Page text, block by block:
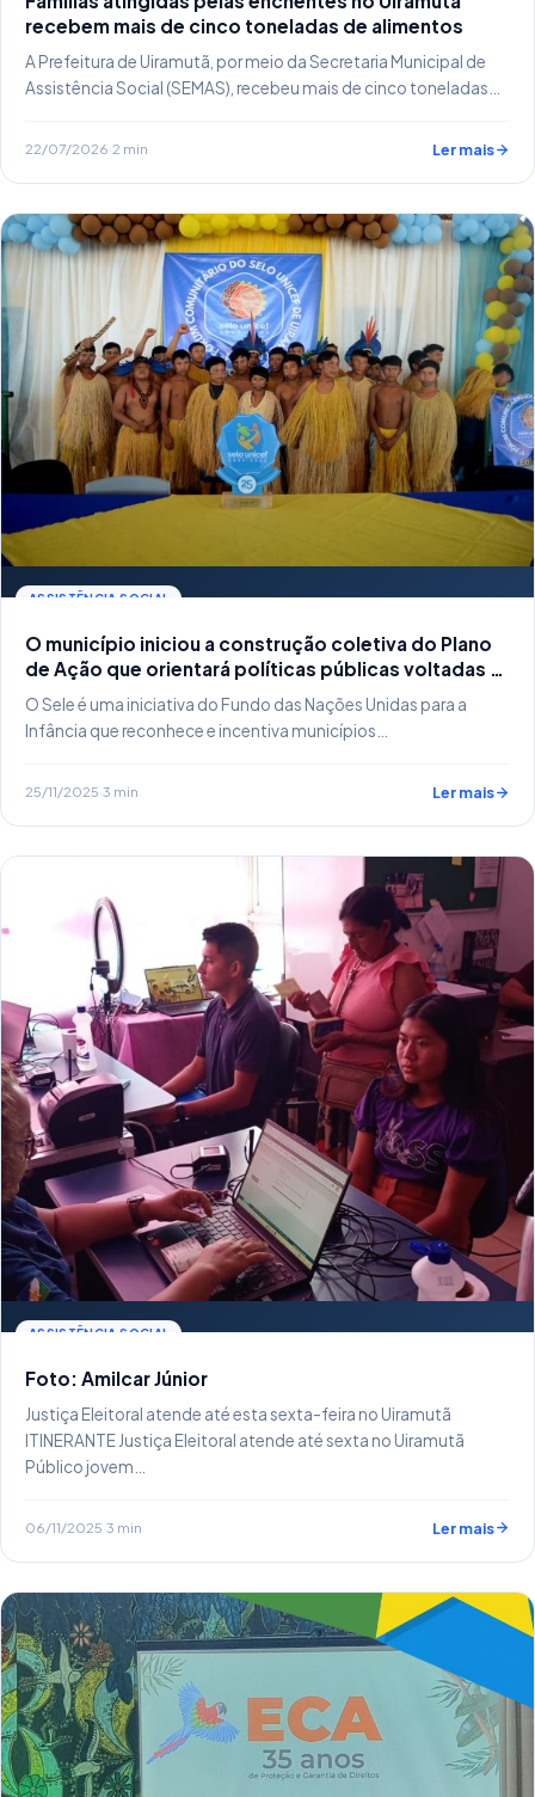
recebem mais de cinco toneladas de alimentos
A Prefeitura de Uiramutã, por meio da Secretaria Municipal de
Assistência Social (SEMAS), recebeu mais de cinco toneladas…
22/07/2026·2 min Ler mais
ASSISTÊNCIA SOCIAL
O município iniciou a construção coletiva do Plano
de Ação que orientará políticas públicas voltadas a
crianças e adolescentes.
O Sele é uma iniciativa do Fundo das Nações Unidas para a
Infância que reconhece e incentiva municípios…
25/11/2025·3 min Ler mais
ASSISTÊNCIA SOCIAL
Foto: Amilcar Júnior
Justiça Eleitoral atende até esta sexta-feira no Uiramutã
ITINERANTE Justiça Eleitoral atende até sexta no Uiramutã
Público jovem…
06/11/2025·3 min Ler mais